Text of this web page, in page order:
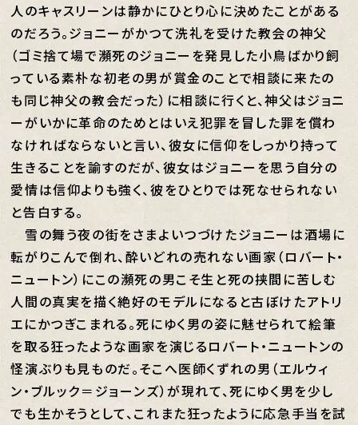
人のキャスリーンは静かにひとり心に決めたことがある
のだろう。ジョニーがかつて洗礼を受けた教会の神父
（ゴミ捨て場で瀕死のジョニーを発見した小鳥ばかり飼
っている素朴な初老の男が賞金のことで相談に来たの
も同じ神父の教会だった）に相談に行くと、神父はジョニ
ーがいかに革命のためとはいえ犯罪を冒した罪を償わ
なければならないと言い、彼女に信仰をしっかり持って
生きることを諭すのだが、彼女はジョニーを思う自分の
愛情は信仰よりも強く、彼をひとりでは死なせられない
と告白する。
雪の舞う夜の街をさまよいつづけたジョニーは酒場に
転がりこんで倒れ、酔いどれの売れない画家（ロバート・
ニュートン）にこの瀕死の男こそ生と死の挟間に苦しむ
人間の真実を描く絶好のモデルになると古ぼけたアトリ
エにかつぎこまれる。死にゆく男の姿に魅せられて絵筆
を取る狂ったような画家を演じるロバート・ニュートンの
怪演ぶりも見ものだ。そこへ医師くずれの男（エルウィ
ン・ブルック＝ジョーンズ）が現れて、死にゆく男を少し
でも生かそうとして、これまた狂ったように応急手当を試